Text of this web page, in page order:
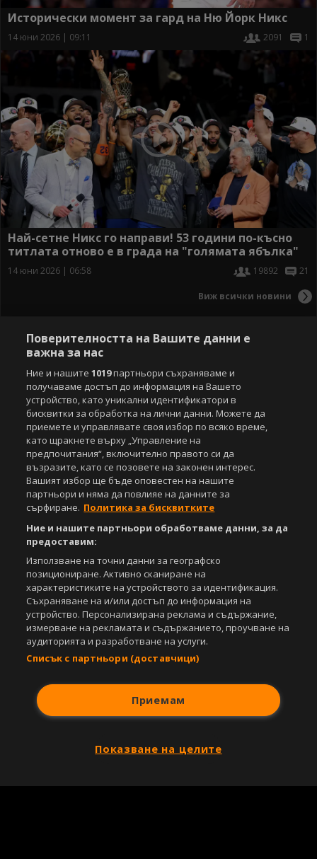
Исторически момент за гард на Ню Йорк Никс
14 юни 2026 | 09:11 2091 1
Най-сетне Никс го направи! 53 години по-късно
титлата отново е в града на "голямата ябълка"
14 юни 2026 | 06:58 19892 21
Виж всички новини
Поверителността на Вашите данни е
важна за нас
Ние и нашите1019партньори съхраняваме и
получаваме достъп до информация на Вашето
устройство, като уникални идентификатори в
бисквитки за обработка на лични данни. Можете да
приемете и управлявате своя избор по всяко време,
като щракнете върху „Управление на
предпочитания“, включително правото си да
възразите, като се позовете на законен интерес.
Вашият избор ще бъде оповестен на нашите
партньори и няма да повлияе на данните за
сърфиране. Политика за бисквитките
Ние и нашите партньори обработваме данни, за да
предоставим:
Използване на точни данни за географско
позициониране. Активно сканиране на
характеристиките на устройството за идентификация.
Съхраняване на и/или достъп до информация на
устройство. Персонализирана реклама и съдържание,
измерване на рекламата и съдържанието, проучване на
аудиторията и разработване на услуги.
Списък с партньори (доставчици)
Приемам
Показване на целите